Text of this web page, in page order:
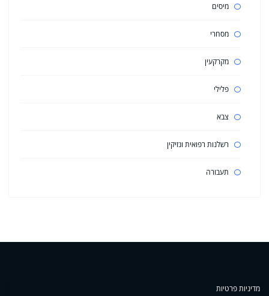
מיסים
מסחרי
מקרקעין
פלילי
צבא
רשלנות רפואית ונזיקין
תעבורה
מדיניות פרטיות